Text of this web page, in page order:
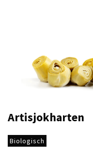
Artisjokharten
Biologisch